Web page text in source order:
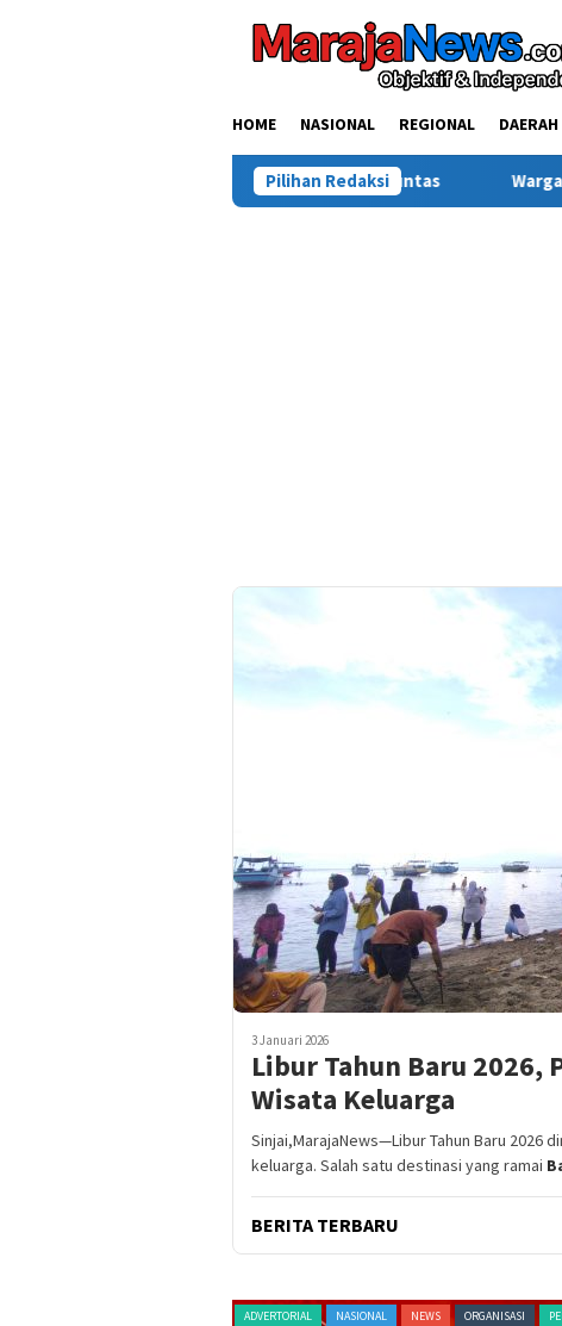
HOME NASIONAL REGIONAL DAERAH
Pilihan Redaksi
Saldi Desak Polisi Usut Tuntas Warga Sinjai Tewas
3 Januari 2026
Libur Tahun Baru 2026,
Wisata Keluarga
Sinjai,MarajaNews—Libur Tahun Baru 2026
keluarga. Salah satu destinasi yang ramai
BERITA TERBARU
ADVERTORIAL NASIONAL NEWS ORGANISASI